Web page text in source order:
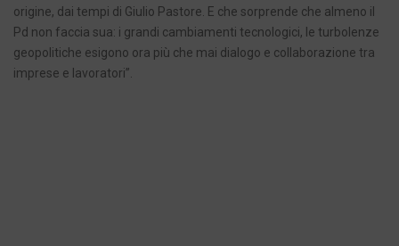
origine, dai tempi di Giulio Pastore. E che sorprende che almeno il
Pd non faccia sua: i grandi cambiamenti tecnologici, le turbolenze
geopolitiche esigono ora più che mai dialogo e collaborazione tra
imprese e lavoratori”.